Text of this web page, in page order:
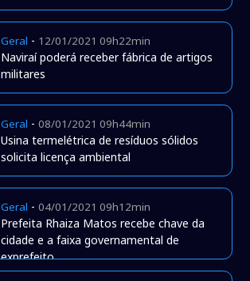
Geral - 12/01/2021 09h22min
Naviraí poderá receber fábrica de artigos
militares
Geral -08/01/2021 09h44min
Usina termelétrica de resíduos sólidos
solicita licença ambiental
Geral -04/01/2021 09h12min
Prefeita Rhaiza Matos recebe chave da
cidade e a faixa governamental de
exprefeito